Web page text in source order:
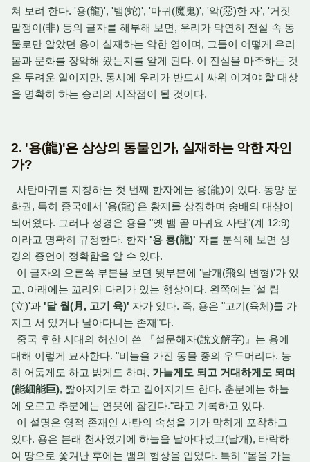
쳐 보려 한다. '용(龍)', '뱀(蛇)', '마귀(魔鬼)', '악(惡)한 자', '거짓
말쟁이(非) 등의 글자를 해부해 보면, 우리가 막연히 전설 속 동
물로만 알았던 용이 실재하는 악한 영이며, 그들이 어떻게 우리
몸과 문화를 장악해 왔는지를 알게 된다. 이 진실을 마주하는 것
은 두려운 일이지만, 동시에 우리가 반드시 싸워 이겨야 할 대상
을 명확히 하는 승리의 시작점이 될 것이다.
2. '용(龍)'은 상상의 동물인가, 실재하는 악한 자인
가?
사탄마귀를 지칭하는 첫 번째 한자에는 용(龍)이 있다. 동양 문
화권, 특히 중국에서 '용(龍)'은 황제를 상징하며 숭배의 대상이
되어왔다. 그러나 성경은 용을 "옛 뱀 곧 마귀요 사탄"(계 12:9)
이라고 명확히 규정한다. 한자 '용 룡(龍)' 자를 분석해 보면 성
경의 증언이 정확함을 알 수 있다.
이 글자의 오른쪽 부분을 보면 윗부분에 '날개(飛의 변형)'가 있
고, 아래에는 꼬리와 다리가 있는 형상이다. 왼쪽에는 '설 립
(立)'과 '달 월(月, 고기 육)' 자가 있다. 즉, 용은 "고기(육체)를 가
지고 서 있거나 날아다니는 존재"다.
중국 후한 시대의 허신이 쓴 『설문해자(說文解字)』는 용에
대해 이렇게 묘사한다. "비늘을 가진 동물 중의 우두머리다. 능
히 어둡게도 하고 밝게도 하며, 가늘게도 되고 거대하게도 되며
(能細能巨), 짧아지기도 하고 길어지기도 한다. 춘분에는 하늘
에 오르고 추분에는 연못에 잠긴다."라고 기록하고 있다.
이 설명은 영적 존재인 사탄의 속성을 기가 막히게 포착하고
있다. 용은 본래 천사였기에 하늘을 날아다녔고(날개), 타락하
여 땅으로 쫓겨난 후에는 뱀의 형상을 입었다. 특히 "몸을 가늘